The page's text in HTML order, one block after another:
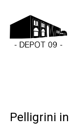
Pelligrini